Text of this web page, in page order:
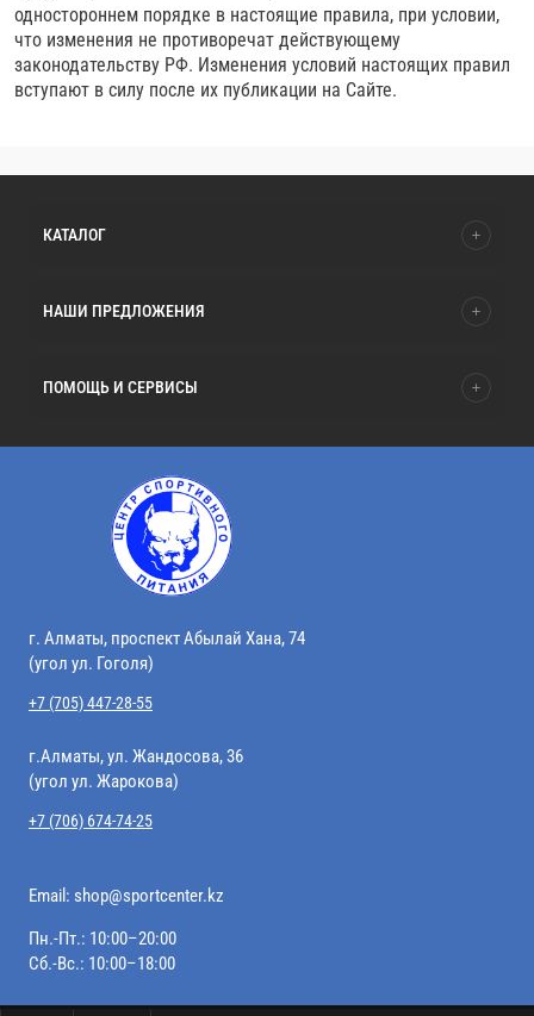
одностороннем порядке в настоящие правила, при условии,
что изменения не противоречат действующему
законодательству РФ. Изменения условий настоящих правил
вступают в силу после их публикации на Сайте.
КАТАЛОГ
НАШИ ПРЕДЛОЖЕНИЯ
ПОМОЩЬ И СЕРВИСЫ
г. Алматы, проспект Абылай Хана, 74
(угол ул. Гоголя)
+7 (705) 447-28-55
г.Алматы, ул. Жандосова, 36
(угол ул. Жарокова)
+7 (706) 674-74-25
Email: shop@sportcenter.kz
Пн.-Пт.: 10:00–20:00
Сб.-Вс.: 10:00–18:00